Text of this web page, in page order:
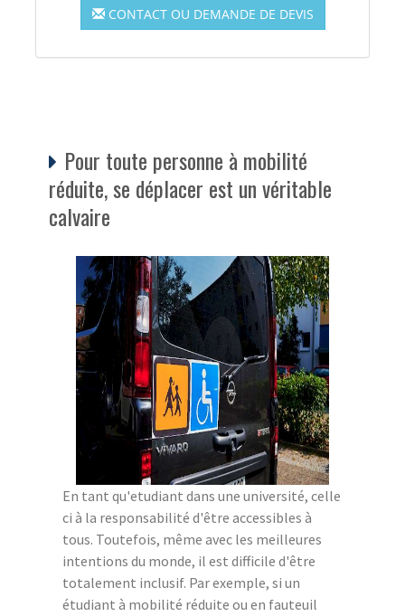
CONTACT OU DEMANDE DE DEVIS
Pour toute personne à mobilité
réduite, se déplacer est un véritable
calvaire
En tant qu'etudiant dans une université, celle
ci à la responsabilité d'être accessibles à
tous. Toutefois, même avec les meilleures
intentions du monde, il est difficile d'être
totalement inclusif. Par exemple, si un
étudiant à mobilité réduite ou en fauteuil